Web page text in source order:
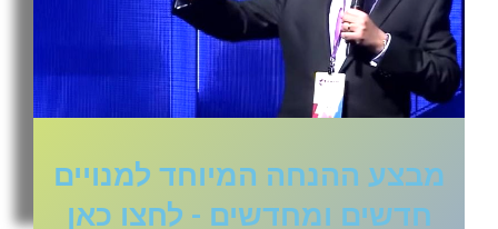
מבצע ההנחה המיוחד למנויים
חדשים ומחדשים - לחצו כאן